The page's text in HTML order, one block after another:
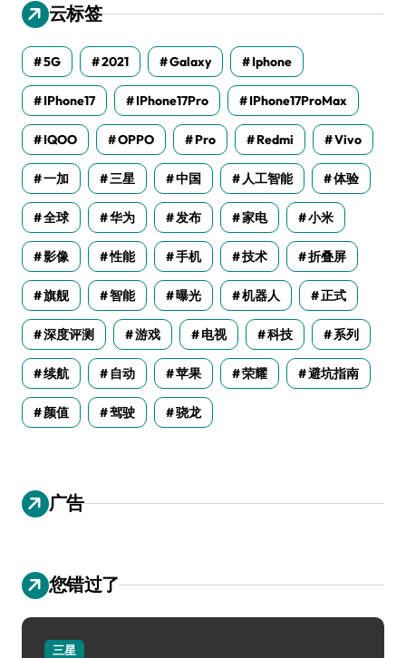
云标签
5G 2021 Galaxy Iphone
IPhone17 IPhone17Pro IPhone17ProMax
IQOO OPPO Pro Redmi Vivo
一加 三星 中国 人工智能 体验
全球 华为 发布 家电 小米
影像 性能 手机 技术 折叠屏
旗舰 智能 曝光 机器人 正式
深度评测 游戏 电视 科技 系列
续航 自动 苹果 荣耀 避坑指南
颜值 驾驶 骁龙
广告
您错过了
三星